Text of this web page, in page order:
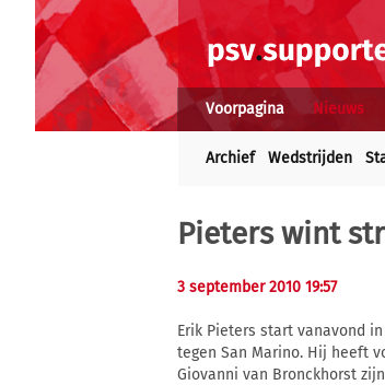
Voorpagina Nieuws
Archief Wedstrijden
Pieters wint
3 september 2010 19:57
Erik Pieters start vanavond
tegen San Marino. Hij heeft
Giovanni van Bronckhorst